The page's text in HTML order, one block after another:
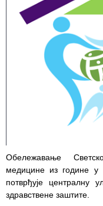
Обележавање
медицине из године у
потврђује централну
здравствене заштите.
Служба
стоматолошке
здравствене
заштите
Служба за
специјалистичко
консултативну
делатност
унапређење
и очување
здравља